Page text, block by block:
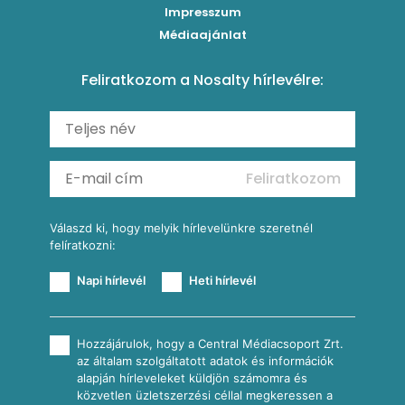
Carbonara
Shakshuka
Ratatouille
Mexikói húsleves kukorica salsával
Almás-kéksajtos kukoricasaláta
Köretek
Reggeli receptek
Impresszum
Médiaajánlat
Feliratkozom a Nosalty hírlevélre:
Feliratkozom
Válaszd ki, hogy melyik hírlevelünkre szeretnél
felíratkozni:
Napi hírlevél Heti hírlevél
Hozzájárulok, hogy a Central Médiacsoport Zrt.
az általam szolgáltatott adatok és információk
alapján hírleveleket küldjön számomra és
közvetlen üzletszerzési céllal megkeressen a